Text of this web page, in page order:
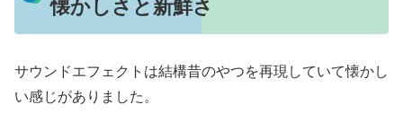
懐かしさと新鮮さ
サウンドエフェクトは結構昔のやつを再現していて懐かし
い感じがありました。